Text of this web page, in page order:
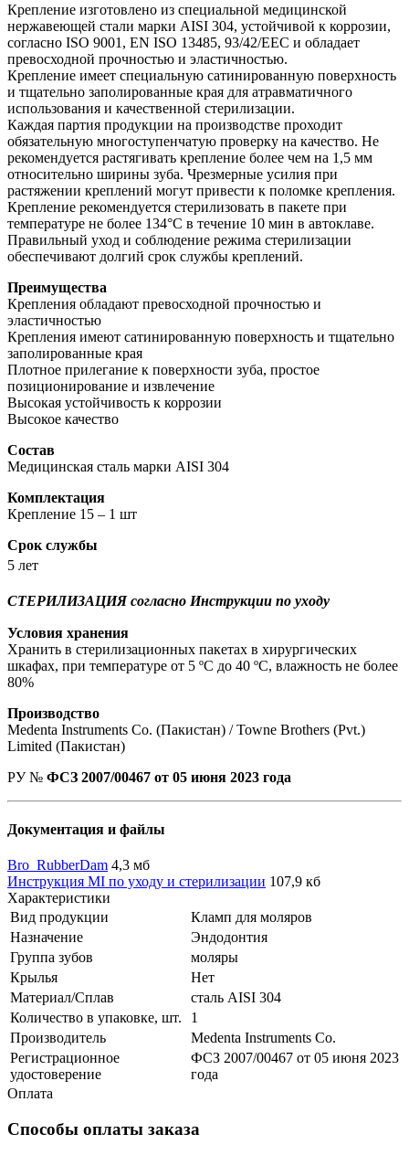
Крепление изготовлено из специальной медицинской
нержавеющей стали марки AISI 304, устойчивой к коррозии,
согласно ISO 9001, EN ISO 13485, 93/42/EEC и обладает
превосходной прочностью и эластичностью.
Крепление имеет специальную сатинированную поверхность
и тщательно заполированные края для атравматичного
использования и качественной стерилизации.
Каждая партия продукции на производстве проходит
обязательную многоступенчатую проверку на качество. Не
рекомендуется растягивать крепление более чем на 1,5 мм
относительно ширины зуба. Чрезмерные усилия при
растяжении креплений могут привести к поломке крепления.
Крепление рекомендуется стерилизовать в пакете при
температуре не более 134°С в течение 10 мин в автоклаве.
Правильный уход и соблюдение режима стерилизации
обеспечивают долгий срок службы креплений.
Преимущества
Крепления обладают превосходной прочностью и
эластичностью
Крепления имеют сатинированную поверхность и тщательно
заполированные края
Плотное прилегание к поверхности зуба, простое
позиционирование и извлечение
Высокая устойчивость к коррозии
Высокое качество
Состав
Медицинская сталь марки AISI 304
Комплектация
Крепление 15 – 1 шт
Срок службы
5 лет
СТЕРИЛИЗАЦИЯ согласно Инструкции по уходу
Условия хранения
Хранить в стерилизационных пакетах в хирургических
шкафах, при температуре от 5 ºС до 40 ºС, влажность не более
80%
Производство
Medenta Instruments Co. (Пакистан) / Towne Brothers (Pvt.)
Limited (Пакистан)
РУ № ФСЗ 2007/00467 от 05 июня 2023 года
Документация и файлы
Bro_RubberDam 4,3 мб
Инструкция MI по уходу и стерилизации 107,9 кб
Характеристики
Вид продукции
Кламп для моляров
Назначение
Эндодонтия
Группа зубов
моляры
Крылья
Нет
Материал/Сплав
сталь AISI 304
Количество в упаковке, шт.
1
Производитель
Medenta Instruments Co.
Регистрационное
удостоверение
ФСЗ 2007/00467 от 05 июня 2023
года
Оплата
Способы оплаты заказа